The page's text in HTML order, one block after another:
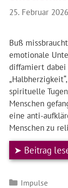
25. Februar 2026
Buß
emotionale
diffamiert dabei
spirituelle
Menschen
eine anti-
Menschen zu
➤ Beitrag
Kategorien
Impulse